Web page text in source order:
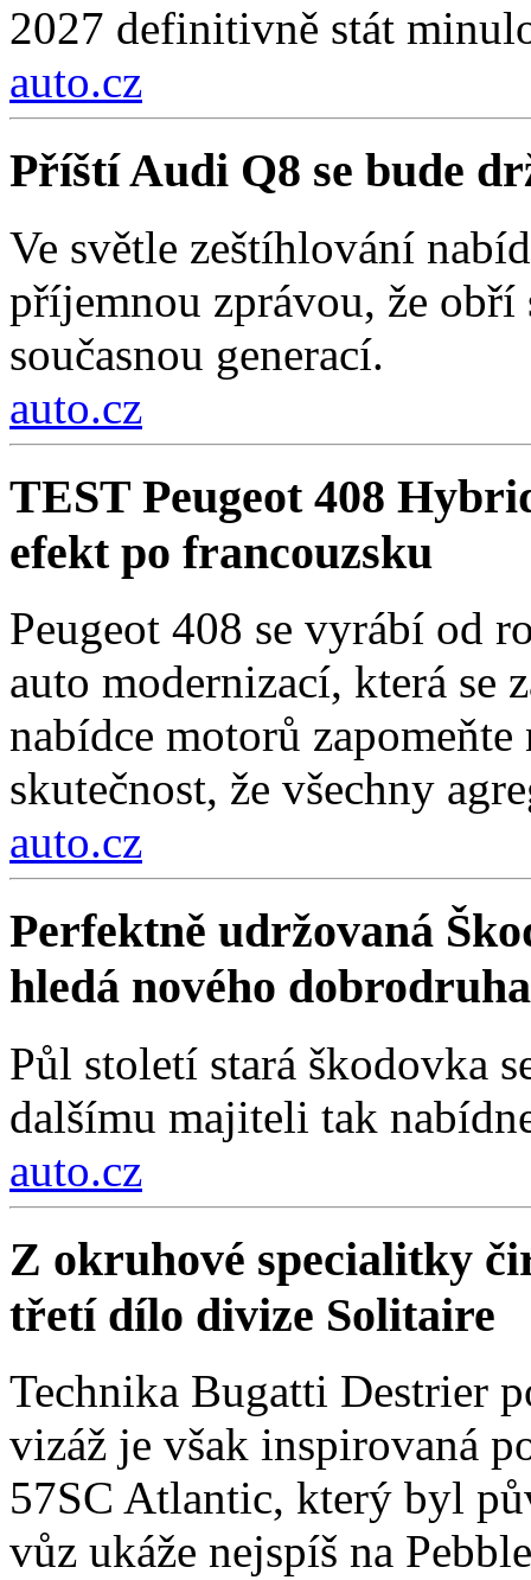
2027 definitivně stát
auto.cz
Příští Audi Q8 se bude
Ve světle zeštíhlování
příjemnou zprávou, že
současnou generací.
auto.cz
TEST Peugeot 408
efekt po francouzsku
Peugeot 408 se vyrábí od
auto modernizací, která se
nabídce motorů
skutečnost, že všechny
auto.cz
Perfektně udržovaná
hledá nového
Půl století stará škodovka
dalšímu majiteli tak
auto.cz
Z okruhové specialitky
třetí dílo divize Solitaire
Technika Bugatti Destrier
vizáž je však inspirovaná
57SC Atlantic, který byl
vůz ukáže nejspíš na